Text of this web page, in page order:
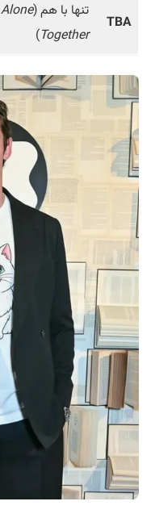
TBA
تنها با هم (Alone
Together
)